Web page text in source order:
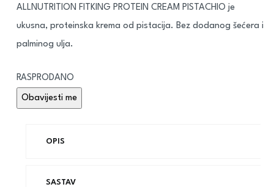
ALLNUTRITION FITKING PROTEIN CREAM PISTACHIO je
ukusna, proteinska krema od pistacija. Bez dodanog šećera i
palminog ulja.
RASPRODANO
OPIS
SASTAV